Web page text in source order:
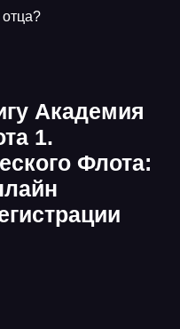
Академия
1.
Флота: